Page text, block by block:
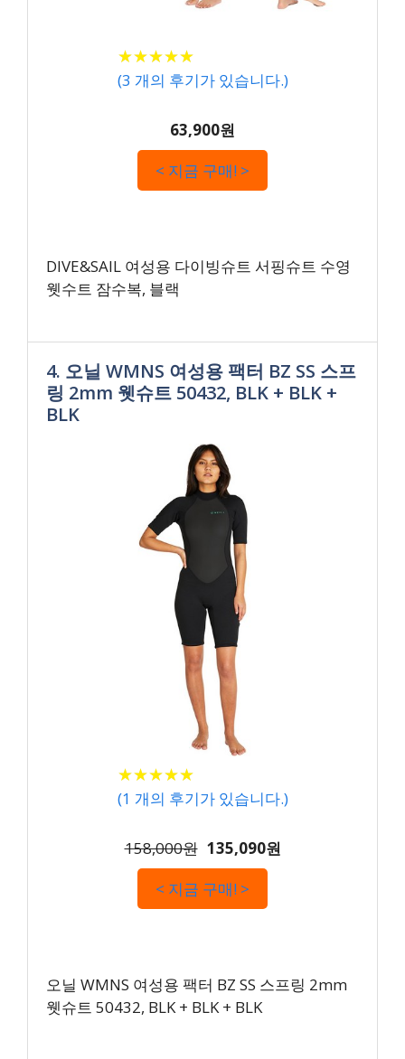
★★★★★
★★★★★
(3 개의 후기가 있습니다.)
63,900원
< 지금 구매! >
DIVE&SAIL 여성용 다이빙슈트 서핑슈트 수영
웻수트 잠수복, 블랙
4. 오닐 WMNS 여성용 팩터 BZ SS 스프
링 2mm 웻슈트 50432, BLK + BLK +
BLK
★★★★★
★★★★★
(1 개의 후기가 있습니다.)
158,000원 135,090원
< 지금 구매! >
오닐 WMNS 여성용 팩터 BZ SS 스프링 2mm
웻슈트 50432, BLK + BLK + BLK